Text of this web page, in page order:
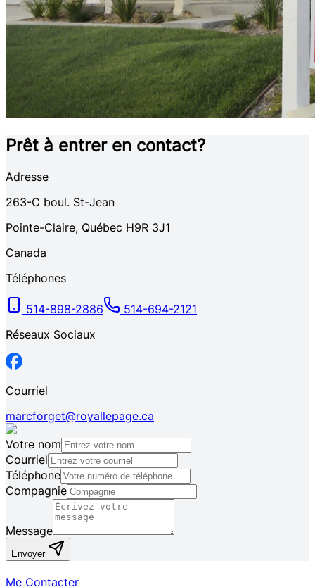
Prêt à entrer en contact?
Adresse
263-C boul. St-Jean
Pointe-Claire, Québec H9R 3J1
Canada
Téléphones
514-898-2886
514-694-2121
Réseaux Sociaux
Courriel
marcforget@royallepage.ca
Votre nom
Courriel
Téléphone
Compagnie
Message
Envoyer
Me Contacter